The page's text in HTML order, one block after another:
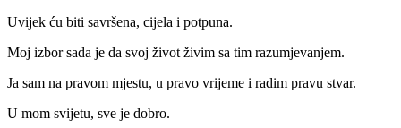
Uvijek ću biti savršena, cijela i potpuna.
Moj izbor sada je da svoj život živim sa tim razumjevanjem.
Ja sam na pravom mjestu, u pravo vrijeme i radim pravu stvar.
U mom svijetu, sve je dobro.